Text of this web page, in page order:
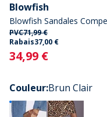
Blowfish
Blowfish Sandales
PVC71,99 €
Rabais37,00 €
Current
34,99 €
Couleur:Brun Clair